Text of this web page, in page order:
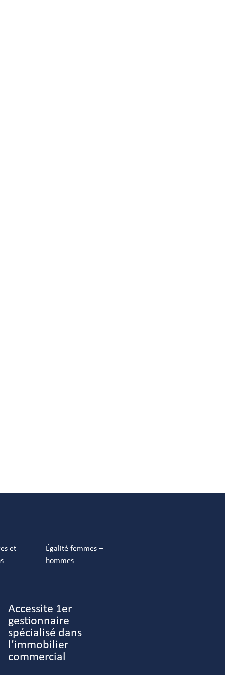
et
Égalité femmes –
hommes
Accessite 1er
gestionnaire
spécialisé dans
l’immobilier
commercial